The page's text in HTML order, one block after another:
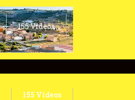
155 Vídeos
155 Vídeos